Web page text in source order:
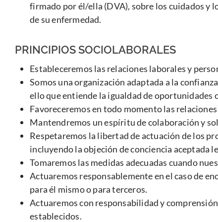
firmado por él/ella (DVA), sobre los cuidados y
de su enfermedad.
PRINCIPIOS SOCIOLABORALES
Estableceremos las relaciones laborales y
Somos una organización adaptada a la
ello que entiende la igualdad de
Favoreceremos en todo momento las
Mantendremos un espíritu de colaboración y
Respetaremos la libertad de actuación de los
incluyendo la objeción de conciencia aceptada
Tomaremos las medidas adecuadas cuando
Actuaremos responsablemente en el caso de
para él mismo o para terceros.
Actuaremos con responsabilidad y
establecidos.